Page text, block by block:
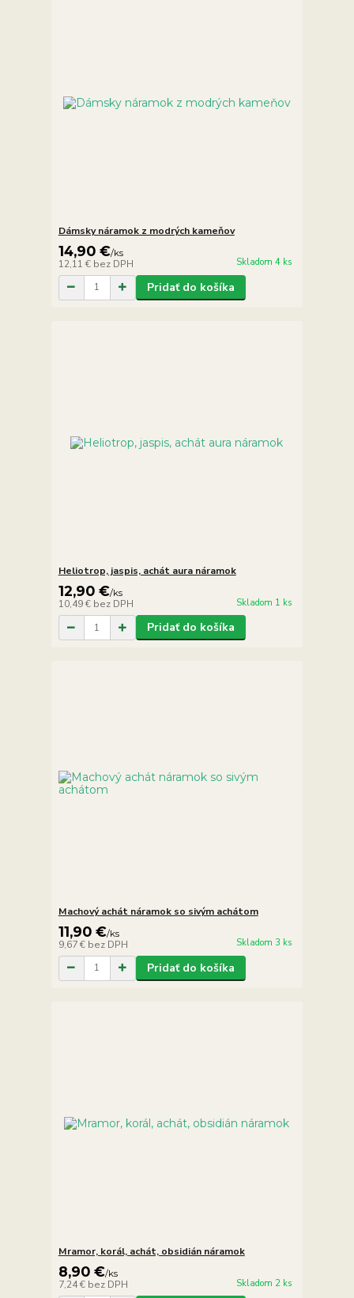
Dámsky náramok z modrých kameňov
14,90 €/ks
12,11 € bez DPH Skladom 4 ks
Pridať do košíka
Heliotrop, jaspis, achát aura náramok
12,90 €/ks
10,49 € bez DPH Skladom 1 ks
Pridať do košíka
Machový achát náramok so sivým achátom
11,90 €/ks
9,67 € bez DPH Skladom 3 ks
Pridať do košíka
Mramor, korál, achát, obsidián náramok
8,90 €/ks
7,24 € bez DPH Skladom 2 ks